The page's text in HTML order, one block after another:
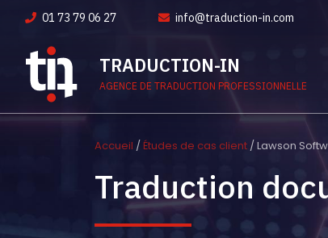
01 73 79 06 27 info@traduction-in.com
TRADUCTION-IN
AGENCE DE TRADUCTION PROFESSIONNELLE
Accueil /Études de cas client / Lawson
Traduction